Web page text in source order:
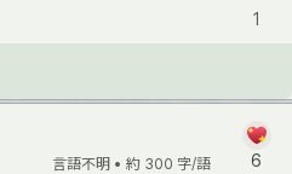
1
言語不明 • 約 300 字/語 6